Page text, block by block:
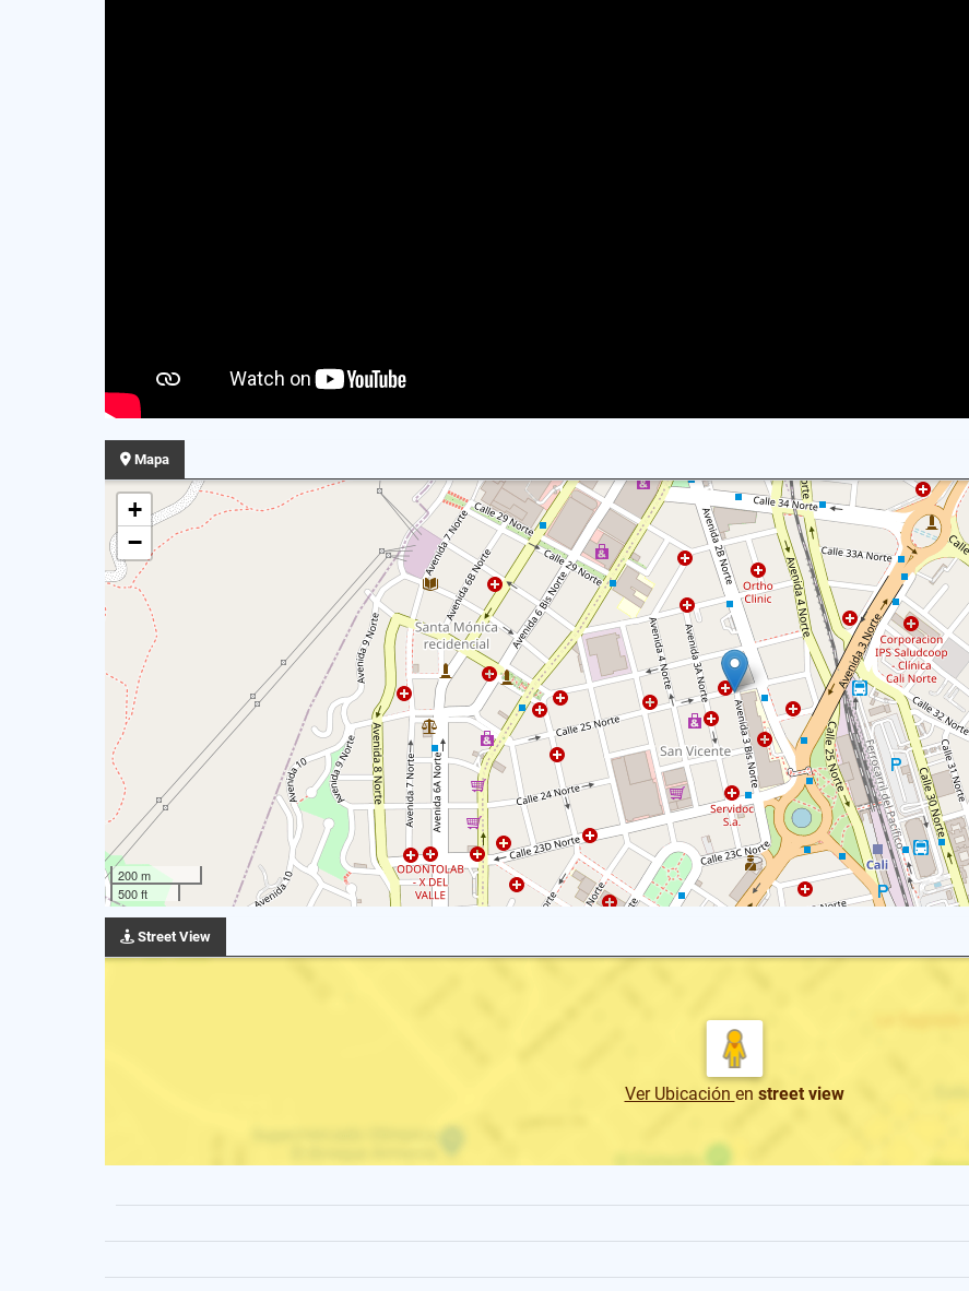
Mapa
+
−
200 m
500 ft
Street View
Ver Ubicación en street view